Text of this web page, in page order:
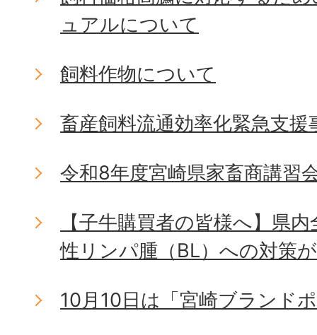
ュアルについて
飼料作物について
畜産飼料流通効率化緊急支援
令和8年度宮崎県家畜商講習
【子牛購買者の皆様へ】県
性リンパ腫（BL）への対策
10月10日は「宮崎ブランド